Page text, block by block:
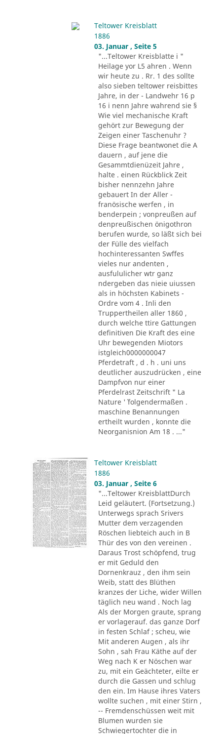
Teltower Kreisblatt
1886
03. Januar , Seite 5
"...Teltower Kreisblatte i "
Heilage yor L5 ahren . Wenn
wir heute zu . Rr. 1 des sollte
also sieben teltower reisbittes
Jahre, in der - Landwehr 16 p
16 i nenn Jahre wahrend sie §
Wie viel mechanische Kraft
gehört zur Bewegung der
Zeigen einer Taschenuhr ?
Diese Frage beantwonet die A
dauern , auf jene die
Gesammtdienüzeit Jahre ,
halte . einen Rückblick Zeit
bisher nennzehn Jahre
gebauert In der Aller -
franösische werfen , in
benderpein ; vonpreußen auf
denpreußischen önigothron
berufen wurde, so läßt sich bei
der Fülle des vielfach
hochinteressanten Swffes
vieles nur andenten ,
ausfululicher wtr ganz
ndergeben das nieie uiussen
als in höchsten Kabinets -
Ordre vom 4 . Inli den
Truppertheilen aller 1860 ,
durch welche ttire Gattungen
definitiven Die Kraft des eine
Uhr bewegenden Miotors
istgleich0000000047
Pferdetraft , d . h . uni uns
deutlicher auszudrücken , eine
Dampfvon nur einer
Pferdelrast Zeitschrift " La
Nature '´ folgendermaßen .
maschine Benannungen
ertheilt wurden , konnte die
Neorganisnion Am 18 . ..."
Teltower Kreisblatt
1886
03. Januar , Seite 6
"...Teltower KreisblattDurch
Leid geläutert. (Fortsetzung.)
Unterwegs sprach Srivers
Mutter dem verzagenden
Röschen liebteich auch in B
Thür des von den vereinen .
Daraus Trost schöpfend, trug
er mit Geduld den
Dornenkrauz , den ihm sein
Weib, statt des Blüthen
kranzes der Liche, wider Willen
täglich neu wand . Noch lag
Als der Morgen graute, sprang
er vorlagerauf. das ganze Dorf
in festen Schlaf ; scheu, wie
Mit anderen Augen , als ihr
Sohn , sah Frau Käthe auf der
Weg nach K er Nöschen war
zu, mit ein Geächteter, eilte er
durch die Gassen und schlug
den ein. Im Hause ihres Vaters
wollte suchen , mit einer Stirn ,
-- Fremdenschüssen weit mit
Blumen wurden sie
Schwiegertochter die in